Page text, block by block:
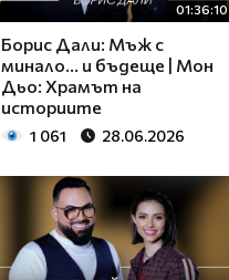
01:36:10
Борис Дали: Мъж с
минало... и бъдеще | Мон
Дьо: Храмът на
историите
1 061 28.06.2026